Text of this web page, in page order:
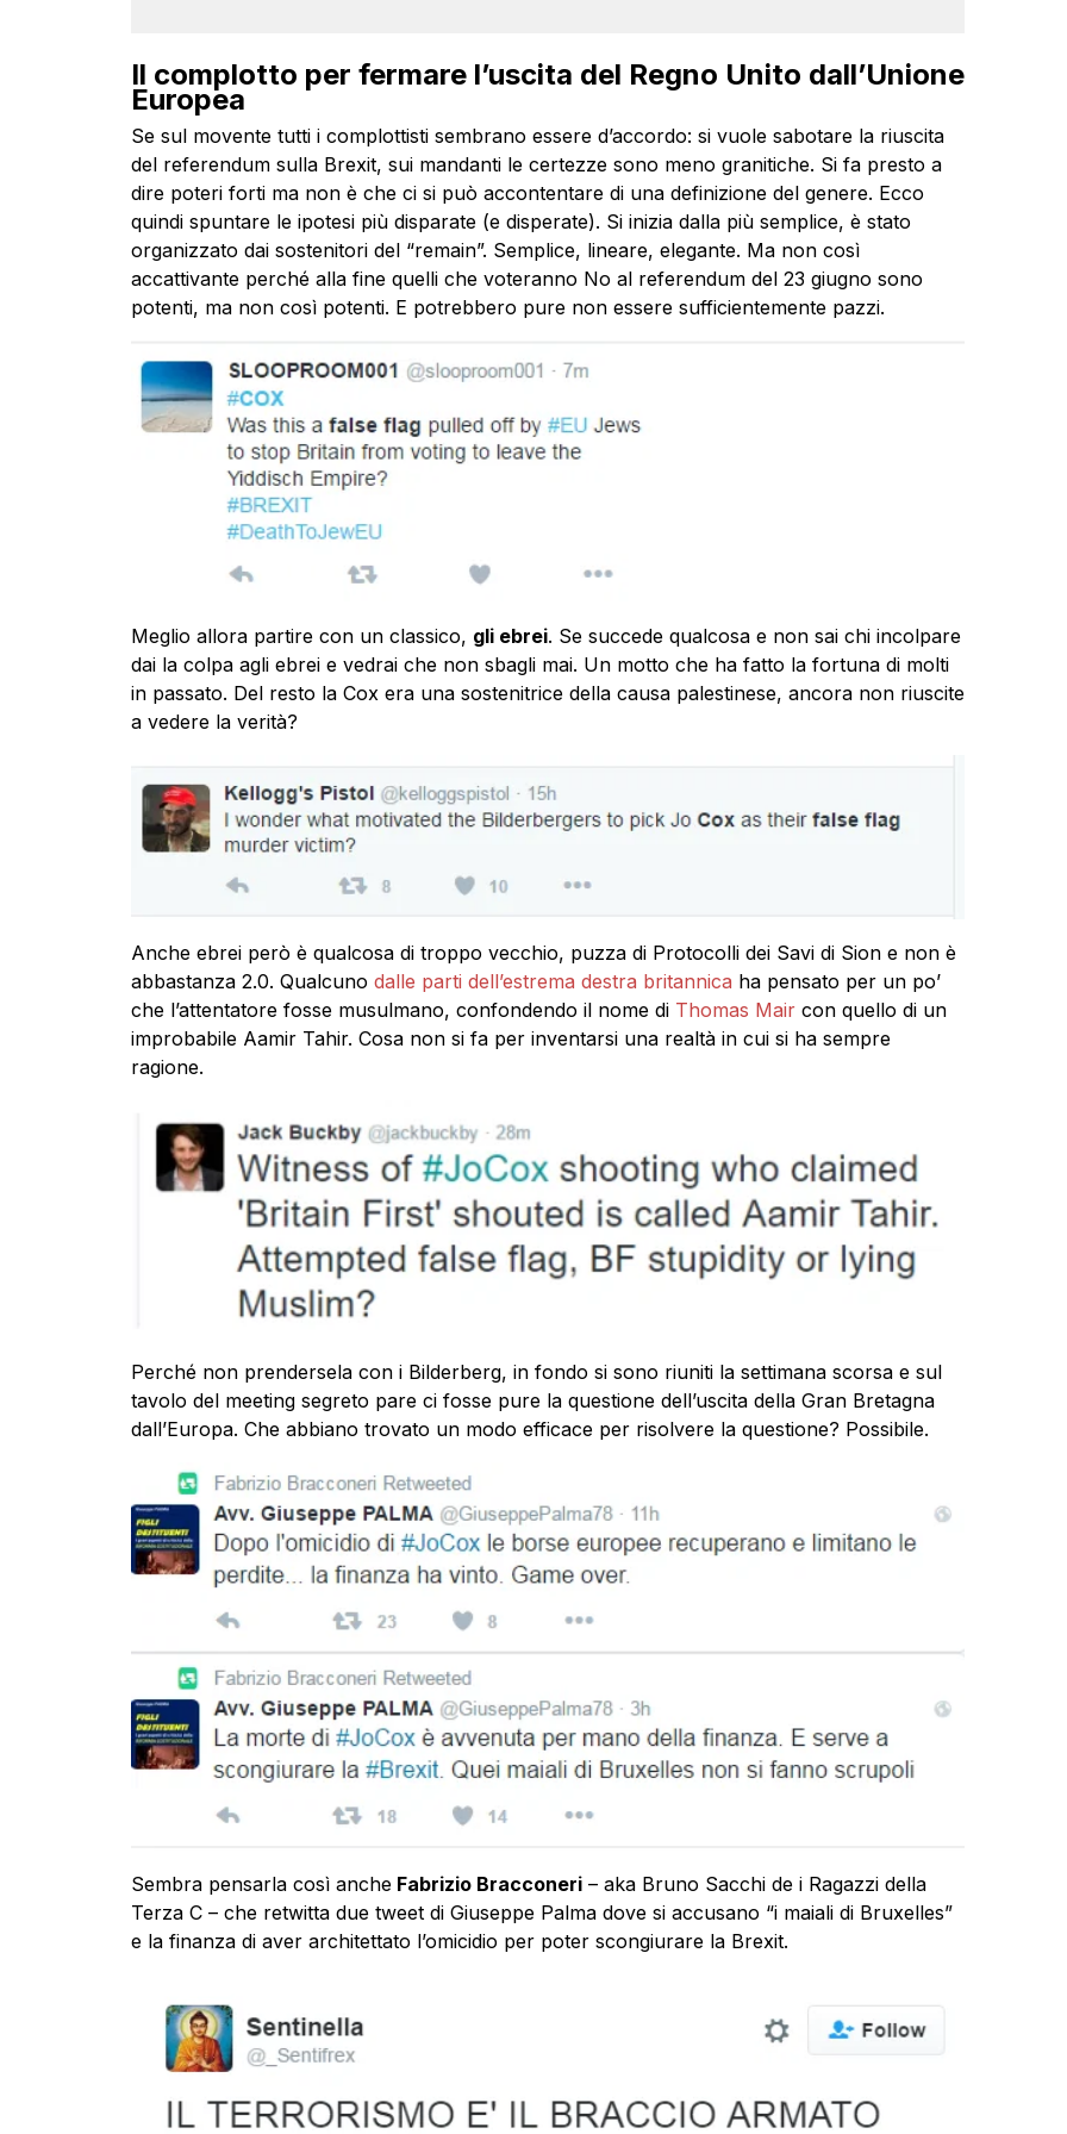
Il complotto per fermare l’uscita del Regno Unito dall’Unione
Europea
Se sul movente tutti i complottisti sembrano essere d’accordo: si vuole sabotare la riuscita
del referendum sulla Brexit, sui mandanti le certezze sono meno granitiche. Si fa presto a
dire poteri forti ma non è che ci si può accontentare di una definizione del genere. Ecco
quindi spuntare le ipotesi più disparate (e disperate). Si inizia dalla più semplice, è stato
organizzato dai sostenitori del “remain”. Semplice, lineare, elegante. Ma non così
accattivante perché alla fine quelli che voteranno No al referendum del 23 giugno sono
potenti, ma non così potenti. E potrebbero pure non essere sufficientemente pazzi.
Meglio allora partire con un classico, gli ebrei. Se succede qualcosa e non sai chi incolpare
dai la colpa agli ebrei e vedrai che non sbagli mai. Un motto che ha fatto la fortuna di molti
in passato. Del resto la Cox era una sostenitrice della causa palestinese, ancora non riuscite
a vedere la verità?
Anche ebrei però è qualcosa di troppo vecchio, puzza di Protocolli dei Savi di Sion e non è
abbastanza 2.0. Qualcuno dalle parti dell’estrema destra britannica ha pensato per un po’
che l’attentatore fosse musulmano, confondendo il nome di Thomas Maircon quello di un
improbabile Aamir Tahir. Cosa non si fa per inventarsi una realtà in cui si ha sempre
ragione.
Perché non prendersela con i Bilderberg, in fondo si sono riuniti la settimana scorsa e sul
tavolo del meeting segreto pare ci fosse pure la questione dell’uscita della Gran Bretagna
dall’Europa. Che abbiano trovato un modo efficace per risolvere la questione? Possibile.
Sembra pensarla così ancheFabrizio Bracconeri– aka Bruno Sacchi de i Ragazzi della
Terza C – che retwitta due tweet di Giuseppe Palma dove si accusano “i maiali di Bruxelles”
e la finanza di aver architettato l’omicidio per poter scongiurare la Brexit.